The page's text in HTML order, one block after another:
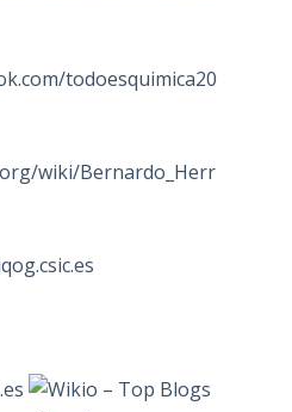
todoesquimica20
wiki/Bernardo_Herr